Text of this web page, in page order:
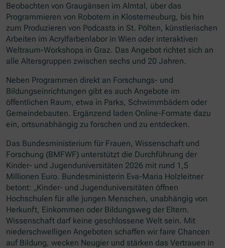
Beobachten von Graugänsen im Almtal, über das
Programmieren von Robotern in Klosterneuburg, bis hin
zum Produzieren von Podcasts in St. Pölten, künstlerischen
Arbeiten im Acrylfarbenlabor in Wien oder interaktiven
Weltraum-Workshops in Graz. Das Angebot richtet sich an
alle Altersgruppen zwischen sechs und 20 Jahren.
Neben Programmen direkt an Forschungs- und
Bildungseinrichtungen gibt es auch Angebote im
öffentlichen Raum, etwa in Parks, Schwimmbädern oder
Gemeindebauten. Ergänzend laden Online-Formate dazu
ein, ortsunabhängig zu forschen und zu entdecken.
Das Bundesministerium für Frauen, Wissenschaft und
Forschung (BMFWF) unterstützt die Durchführung der
Kinder- und Jugenduniversitäten 2026 mit rund 1,5
Millionen Euro. Bundesministerin Eva-Maria Holzleitner
betont: „Kinder- und Jugenduniversitäten öffnen
Hochschulen für alle jungen Menschen, unabhängig von
Herkunft, Einkommen oder Bildungsweg der Eltern.
Wissenschaft darf keine geschlossene Welt sein. Mit
niederschwelligen Angeboten schaffen wir faire Chancen
auf Bildung, wecken Neugier und stärken das Vertrauen in